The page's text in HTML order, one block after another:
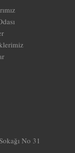
No 31